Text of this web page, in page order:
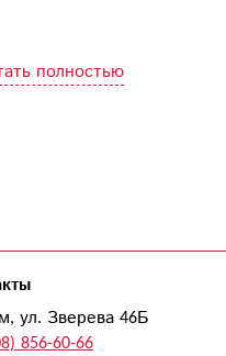
полностью
ул. Зверева 46Б
856-60-66